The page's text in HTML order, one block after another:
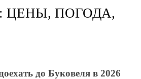
ЦЕНЫ, ПОГОДА,
до Буковеля в 2026